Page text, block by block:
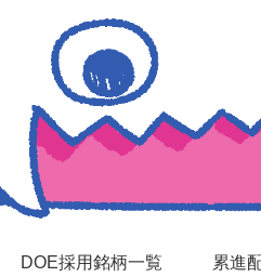
DOE採用銘柄一覧 累進